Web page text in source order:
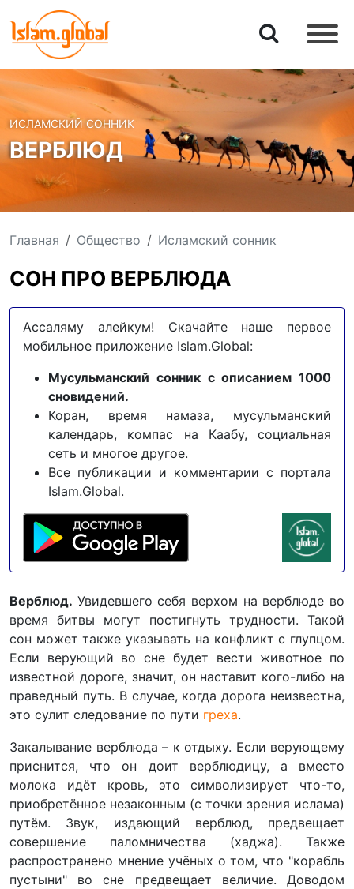
ИСЛАМСКИЙ СОННИК
ВЕРБЛЮД
Главная Общество Исламский сонник
СОН ПРО ВЕРБЛЮДА
Ассаляму алейкум! Скачайте наше первое
мобильное приложение Islam.Global:
Мусульманский сонник с описанием 1000
сновидений.
Коран, время намаза, мусульманский
календарь, компас на Каабу, социальная
сеть и многое другое.
Все публикации и комментарии с портала
Islam.Global.
Верблюд. Увидевшего себя верхом на верблюде во
время битвы могут постигнуть трудности. Такой
сон может также указывать на конфликт с глупцом.
Если верующий во сне будет вести животное по
известной дороге, значит, он наставит кого-либо на
праведный путь. В случае, когда дорога неизвестна,
это сулит следование по пути греха.
Закалывание верблюда – к отдыху. Если верующему
приснится, что он доит верблюдицу, а вместо
молока идёт кровь, это символизирует что-то,
приобретённое незаконным (с точки зрения ислама)
путём. Звук, издающий верблюд, предвещает
совершение паломничества (хаджа). Также
распространено мнение учёных о том, что "корабль
пустыни" во сне предвещает величие. Доводом